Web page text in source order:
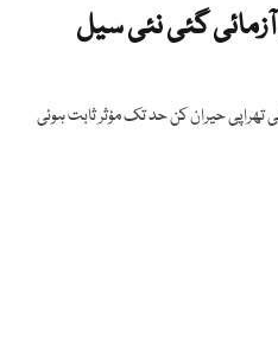
گئی نئی سیل
تھراپی حیران کن حد تک مؤثر ثابت ہوئی